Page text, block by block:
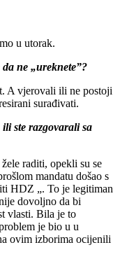
u utorak.
ne „ureknete”?
A vjerovali ili ne postoji
surađivati.
ste razgovarali sa
raditi, opekli su se
mandatu došao s
HDZ „. To je legitiman
dovoljno da bi
vlasti. Bila je to
je bio u u
ovim izborima ocijenili